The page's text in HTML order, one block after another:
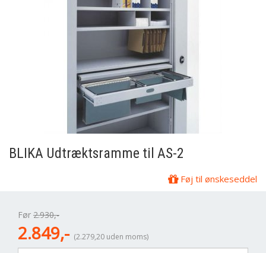
BLIKA Udtræktsramme til AS-2
Føj til ønskeseddel
Før 2.930,-
2.849,- (2.279,20 uden moms)